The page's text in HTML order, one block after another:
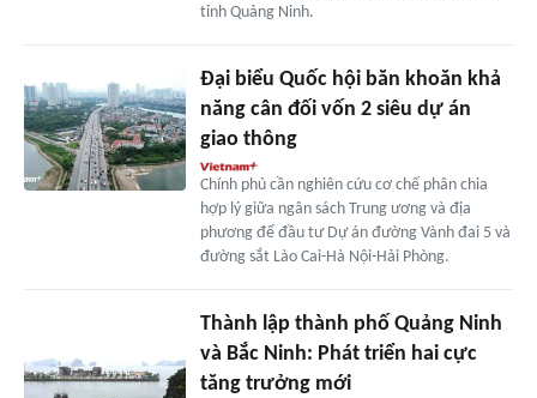
tỉnh Quảng Ninh.
Đại biểu Quốc hội băn khoăn khả
năng cân đối vốn 2 siêu dự án
giao thông
Chính phủ cần nghiên cứu cơ chế phân chia
hợp lý giữa ngân sách Trung ương và địa
phương để đầu tư Dự án đường Vành đai 5 và
đường sắt Lào Cai-Hà Nội-Hải Phòng.
Thành lập thành phố Quảng Ninh
và Bắc Ninh: Phát triển hai cực
tăng trưởng mới